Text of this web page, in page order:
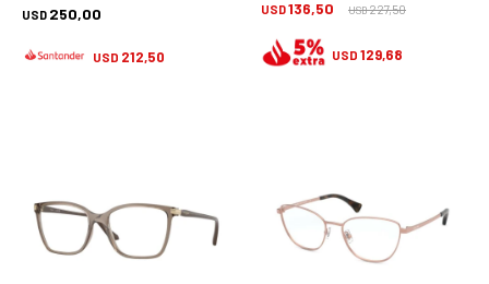
USD 250,00
USD 212,50
USD136,50 USD227,50
USD 129,68